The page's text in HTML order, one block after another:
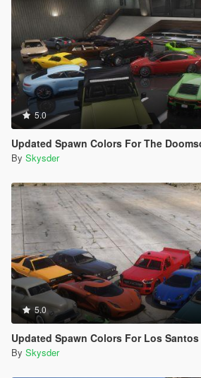
5.0
Updated Spawn Colors For The
By Skysder
5.0
Updated Spawn Colors For Los Santos
By Skysder